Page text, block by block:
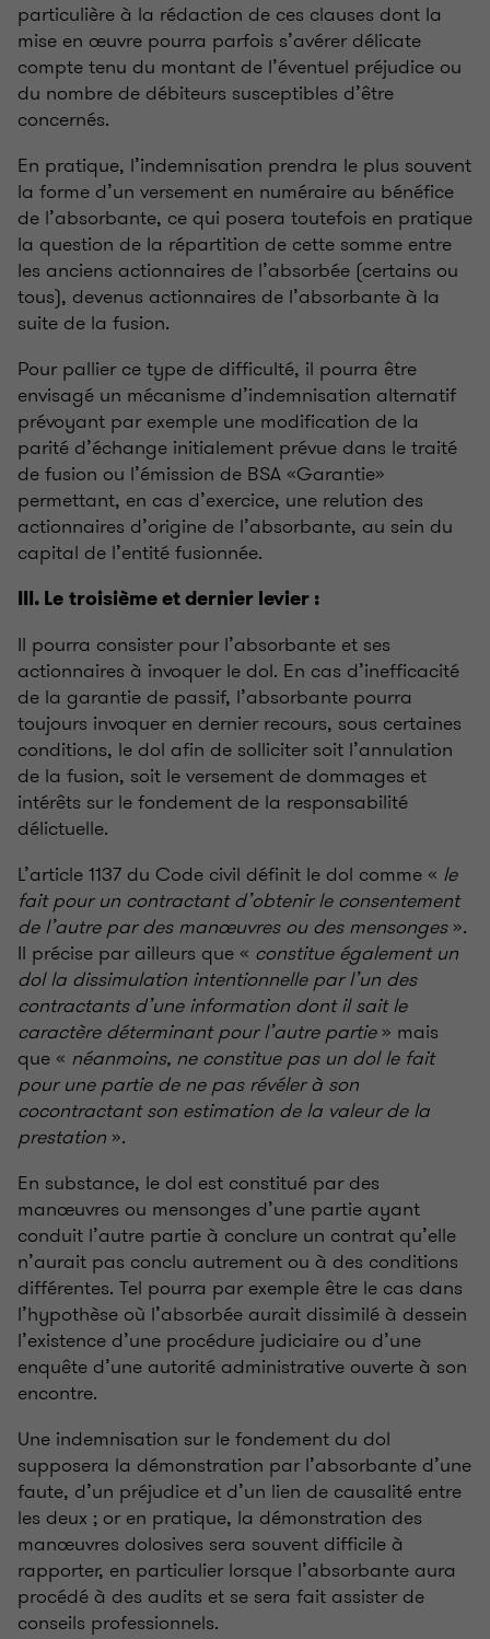
particulière à la rédaction de ces clauses dont la
mise en œuvre pourra parfois s’avérer délicate
compte tenu du montant de l’éventuel préjudice ou
du nombre de débiteurs susceptibles d’être
concernés.
En pratique, l’indemnisation prendra le plus souvent
la forme d’un versement en numéraire au bénéfice
de l’absorbante, ce qui posera toutefois en pratique
la question de la répartition de cette somme entre
les anciens actionnaires de l’absorbée (certains ou
tous), devenus actionnaires de l’absorbante à la
suite de la fusion.
Pour pallier ce type de difficulté, il pourra être
envisagé un mécanisme d’indemnisation alternatif
prévoyant par exemple une modification de la
parité d’échange initialement prévue dans le traité
de fusion ou l’émission de BSA «Garantie»
permettant, en cas d’exercice, une relution des
actionnaires d’origine de l’absorbante, au sein du
capital de l’entité fusionnée.
III. Le troisième et dernier levier :
Il pourra consister pour l’absorbante et ses
actionnaires à invoquer le dol. En cas d’inefficacité
de la garantie de passif, l’absorbante pourra
toujours invoquer en dernier recours, sous certaines
conditions, le dol afin de solliciter soit l’annulation
de la fusion, soit le versement de dommages et
intérêts sur le fondement de la responsabilité
délictuelle.
L’article 1137 du Code civil définit le dol comme « le
fait pour un contractant d’obtenir le consentement
de l’autre par des manœuvres ou des mensonges».
Il précise par ailleurs que « constitue également un
dol la dissimulation intentionnelle par l’un des
contractants d’une information dont il sait le
caractère déterminant pour l’autre partie» mais
que « néanmoins, ne constitue pas un dol le fait
pour une partie de ne pas révéler à son
cocontractant son estimation de la valeur de la
prestation».
En substance, le dol est constitué par des
manœuvres ou mensonges d’une partie ayant
conduit l’autre partie à conclure un contrat qu’elle
n’aurait pas conclu autrement ou à des conditions
différentes. Tel pourra par exemple être le cas dans
l’hypothèse où l’absorbée aurait dissimilé à dessein
l’existence d’une procédure judiciaire ou d’une
enquête d’une autorité administrative ouverte à son
encontre.
Une indemnisation sur le fondement du dol
supposera la démonstration par l’absorbante d’une
faute, d’un préjudice et d’un lien de causalité entre
les deux ; or en pratique, la démonstration des
manœuvres dolosives sera souvent difficile à
rapporter, en particulier lorsque l’absorbante aura
procédé à des audits et se sera fait assister de
conseils professionnels.